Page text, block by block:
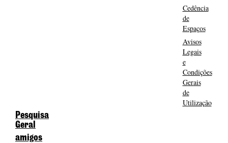
Cedência
de
Espaços
Avisos
Legais
e
Condições
Gerais
de
Utilização
Pesquisa
Geral
amigos